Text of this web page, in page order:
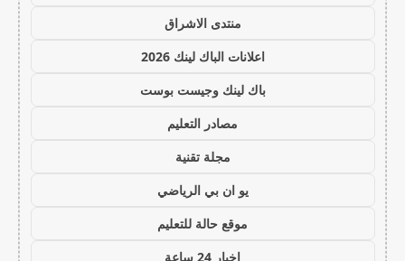
منتدى الاشراق
اعلانات الباك لينك 2026
باك لينك وجيست بوست
مصادر التعليم
مجلة تقنية
يو ان بي الرياضي
موقع حالة للتعليم
اخبار 24 ساعة